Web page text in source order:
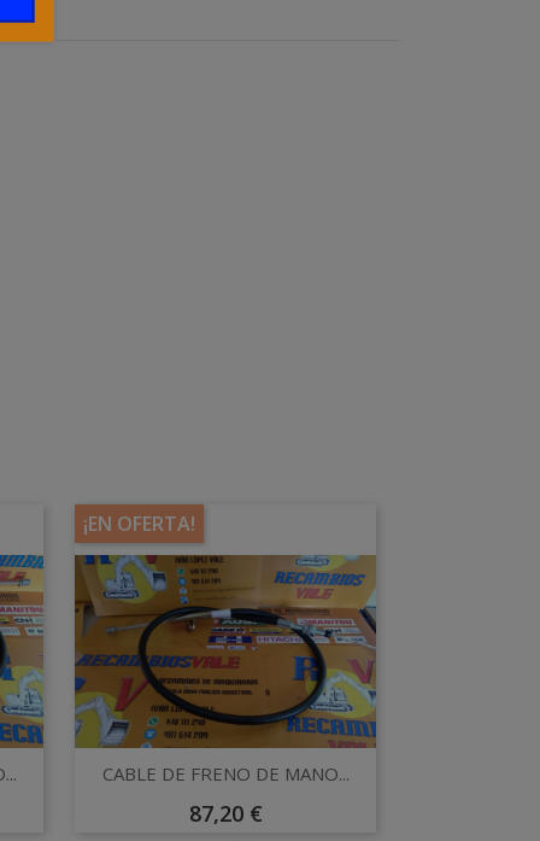
¡EN OFERTA!
Vista rápida
CABLE DE FRENO DE MANO...
Precio
87,20 €